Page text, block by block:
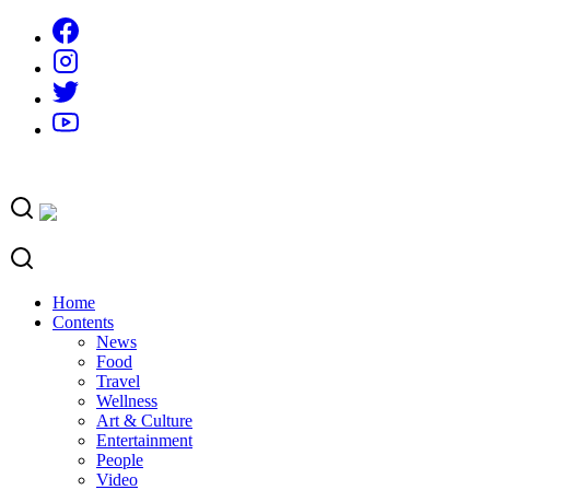
content
Home
Contents
News
Food
Travel
Wellness
Art & Culture
Entertainment
People
Video